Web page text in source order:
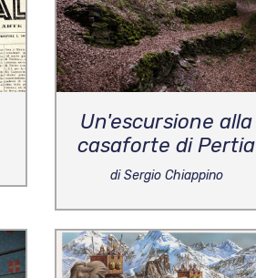
Un'escursione alla
casaforte di Pertia
di Sergio Chiappino